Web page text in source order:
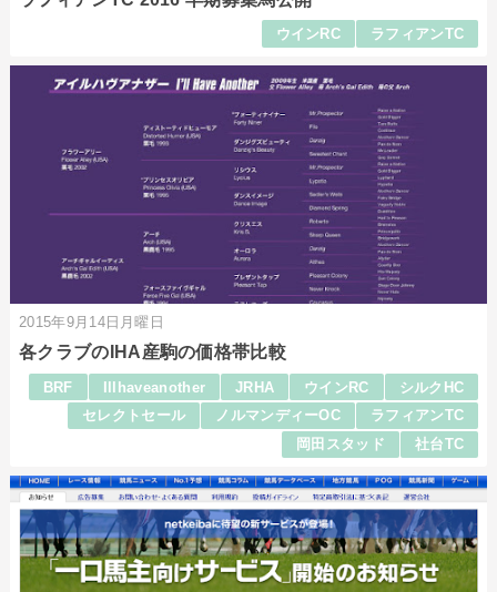
ウインRC ラフィアンTC
2015年9月14日月曜日
各クラブのIHA産駒の価格帯比較
BRF Illhaveanother JRHA ウインRC
シルクHC
セレクトセール
ノルマンディーOC
ラフィアンTC
岡田スタッド
社台TC